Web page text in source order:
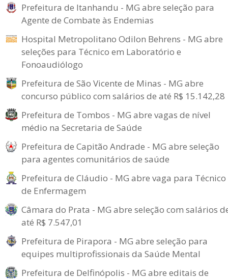
Prefeitura de Itanhandu - MG abre seleção para
Agente de Combate às Endemias
Hospital Metropolitano Odilon Behrens - MG abre
seleções para Técnico em Laboratório e
Fonoaudiólogo
Prefeitura de São Vicente de Minas - MG abre
concurso público com salários de até R$ 15.142,28
Prefeitura de Tombos - MG abre vagas de nível
médio na Secretaria de Saúde
Prefeitura de Capitão Andrade - MG abre seleção
para agentes comunitários de saúde
Prefeitura de Cláudio - MG abre vaga para Técnico
de Enfermagem
Câmara do Prata - MG abre seleção com salários
até R$ 7.547,01
Prefeitura de Pirapora - MG abre seleção para
equipes multiprofissionais da Saúde Mental
Prefeitura de Delfinópolis - MG abre editais de